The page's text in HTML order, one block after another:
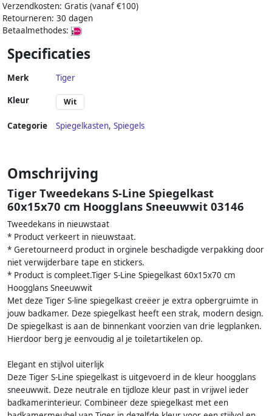
Verzendkosten: Gratis (vanaf €100)
Retourneren: 30 dagen
Betaalmethodes:
Specificaties
Merk Tiger
Kleur Wit
Categorie Spiegelkasten, Spiegels
Omschrijving
Tiger Tweedekans S-Line Spiegelkast
60x15x70 cm Hoogglans Sneeuwwit 03146
Tweedekans in nieuwstaat
* Product verkeert in nieuwstaat.
* Geretourneerd product in orginele beschadigde verpakking door
niet verwijderbare tape en stickers.
* Product is compleet.Tiger S-Line Spiegelkast 60x15x70 cm
Hoogglans Sneeuwwit
Met deze Tiger S-line spiegelkast creëer je extra opbergruimte in
jouw badkamer. Deze spiegelkast heeft een strak, modern design.
De spiegelkast is aan de binnenkant voorzien van drie legplanken.
Hierdoor berg je eenvoudig al je toiletartikelen op.
Elegant en stijlvol uiterlijk
Deze Tiger S-Line spiegelkast is uitgevoerd in de kleur hoogglans
sneeuwwit. Deze neutrale en tijdloze kleur past in vrijwel ieder
badkamerinterieur. Combineer deze spiegelkast met een